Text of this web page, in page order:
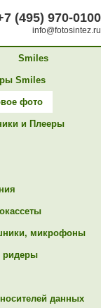
(495) 970-0100
info@fotosintez.ru
Smiles
Smiles
фото
и Плееры
микрофоны
ридеры
данных